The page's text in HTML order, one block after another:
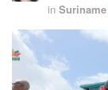
in Suriname